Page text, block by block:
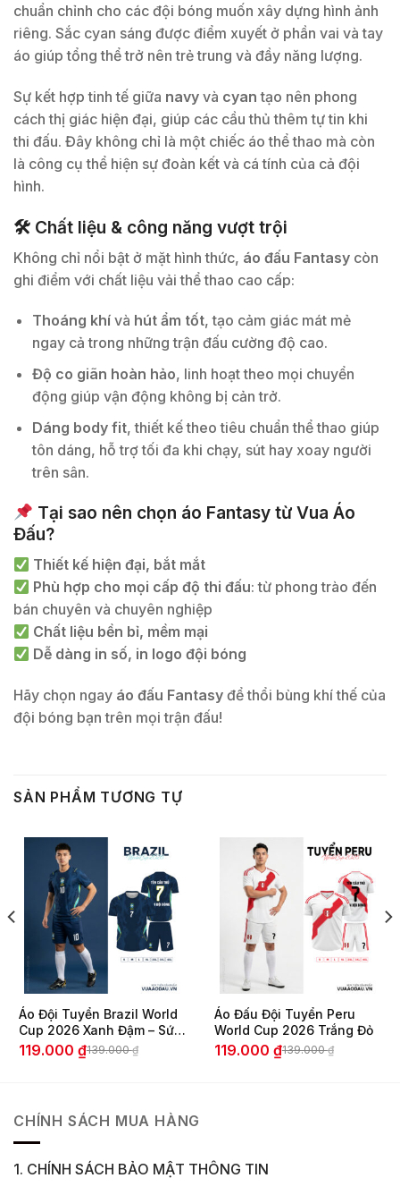
chuẩn chỉnh cho các đội bóng muốn xây dựng hình ảnh
riêng. Sắc cyan sáng được điểm xuyết ở phần vai và tay
áo giúp tổng thể trở nên trẻ trung và đầy năng lượng.
Sự kết hợp tinh tế giữa navy và cyan tạo nên phong
cách thị giác hiện đại, giúp các cầu thủ thêm tự tin khi
thi đấu. Đây không chỉ là một chiếc áo thể thao mà còn
là công cụ thể hiện sự đoàn kết và cá tính của cả đội
hình.
🛠 Chất liệu & công năng vượt trội
Không chỉ nổi bật ở mặt hình thức, áo đấu Fantasy còn
ghi điểm với chất liệu vải thể thao cao cấp:
Thoáng khívà hút ẩm tốt, tạo cảm giác mát mẻ
ngay cả trong những trận đấu cường độ cao.
Độ co giãn hoàn hảo, linh hoạt theo mọi chuyển
động giúp vận động không bị cản trở.
Dáng body fit, thiết kế theo tiêu chuẩn thể thao giúp
tôn dáng, hỗ trợ tối đa khi chạy, sút hay xoay người
trên sân.
Tại sao nên chọn áo Fantasy từ Vua Áo
Đấu?
Thiết kế hiện đại, bắt mắt
Phù hợp cho mọi cấp độ thi đấu: từ phong trào đến
bán chuyên và chuyên nghiệp
Chất liệu bền bỉ, mềm mại
Dễ dàng in số, in logo đội bóng
Hãy chọn ngay áo đấu Fantasy để thổi bùng khí thế của
đội bóng bạn trên mọi trận đấu!
SẢN PHẨM TƯƠNG TỰ
Áo Đội Tuyển Brazil World
Cup 2026 Xanh Đậm – Sức
Mạnh & Đẳng Cấp Nam
139.000₫
Giá
139.000 ₫.
119.000 ₫
Giá
là:
119.000 ₫.
Áo Đấu Đội Tuyển Peru
World Cup 2026 Trắng Đỏ
139.000₫
Giá
119.000 ₫
Giá
CHÍNH SÁCH MUA HÀNG
1. CHÍNH SÁCH BẢO MẬT THÔNG TIN